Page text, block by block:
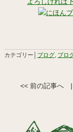
カテゴリー│ ブログ, ブロ
<< 前の記事へ